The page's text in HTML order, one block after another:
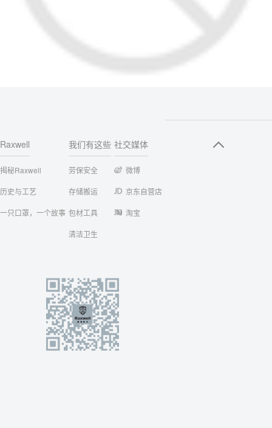
Raxwell
揭秘Raxwell
历史与工艺
一只口罩，一个故事
我们有这些
劳保安全
存储搬运
包材工具
清洁卫生
社交媒体
微博
京东自营店
淘宝